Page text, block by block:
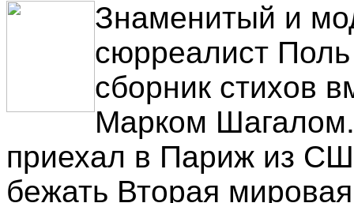
Знаменитый и
сюрреалист
сборник стихов
Марком
приехал в Париж из
бежать Вторая